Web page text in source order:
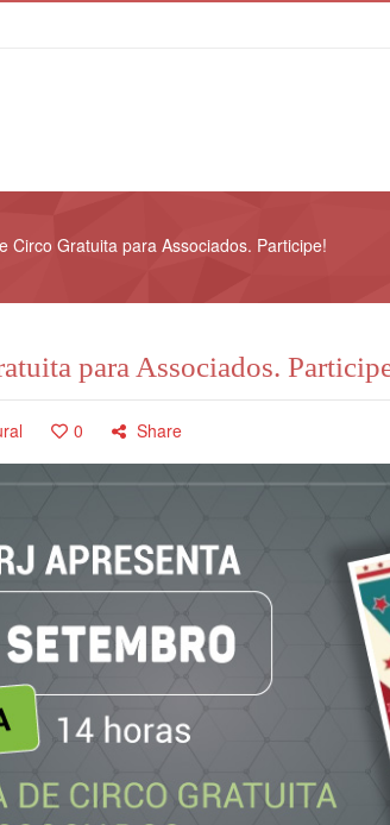
Circo Gratuita para Associados. Participe!
para Associados.
0 Share